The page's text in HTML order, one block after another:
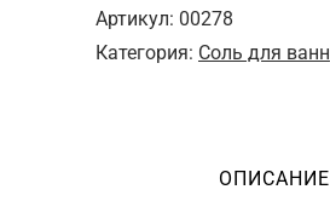
200 ₽.
Артикул: 00278
Категория: Соль для ванн
ОПИСАНИЕ